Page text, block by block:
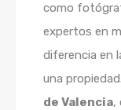
como
expertos en
diferencia en
una
de Valencia,